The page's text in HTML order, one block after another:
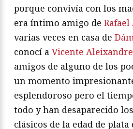
porque convivía con los
era íntimo amigo de
varias veces en casa de
conocí a Vicente Aleixandre
amigos de alguno de los
un momento
esplendoroso pero el
todo y han desaparecido
clásicos de la edad de